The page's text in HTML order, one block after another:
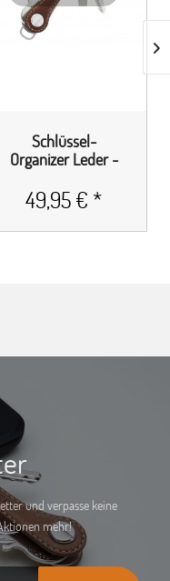
Schlüssel-
Organizer Leder -
49,95 € *
und verpasse keine
mehr!